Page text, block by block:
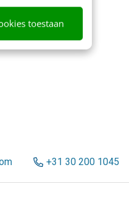
toestaan
+31 30 200 1045